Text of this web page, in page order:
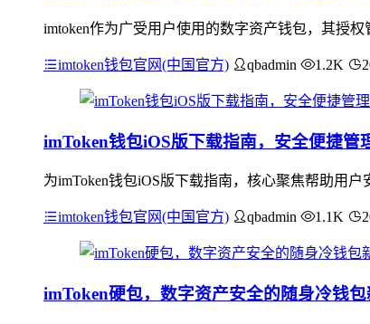
imtoken作为广受用户使用的数字资产钱包，其授
imtoken钱包官网(中国官方) qbadmin 1.2K
imToken钱包iOS版下载指南，安全便捷管
为imToken钱包iOS版下载指南，核心聚焦帮助用
imtoken钱包官网(中国官方) qbadmin 1.1K
imToken硬包，数字资产安全的随身冷钱